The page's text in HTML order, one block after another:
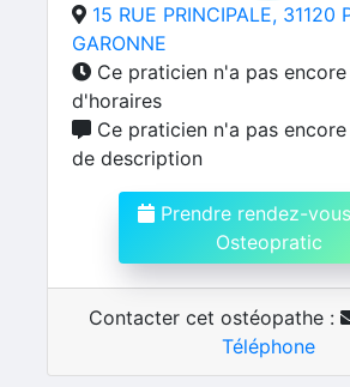
15 RUE PRINCIPALE, 31120
GARONNE
Ce praticien n'a pas
d'horaires
Ce praticien n'a pas
de description
Prendre rendez-
Osteopratic
Contacter cet ostéopathe :
Téléphone